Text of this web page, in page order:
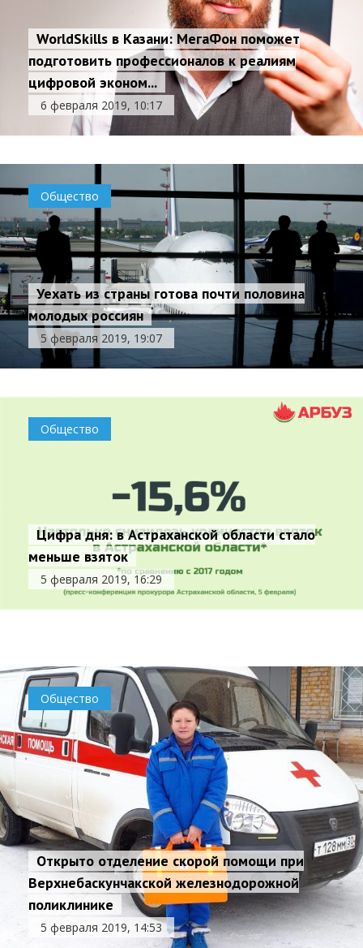
WorldSkills в Казани: МегаФон поможет
подготовить профессионалов к реалиям
цифровой эконом...
6 февраля 2019, 10:17
Общество
Уехать из страны готова почти половина
молодых россиян
5 февраля 2019, 19:07
Общество
Цифра дня: в Астраханской области стало
меньше взяток
5 февраля 2019, 16:29
Главу астраханского сельсовета подозревают в
крупных махинациях с землей
5 февраля 2019, 15:26
Общество
Открыто отделение скорой помощи при
Верхнебаскунчакской железнодорожной
поликлинике
5 февраля 2019, 14:53